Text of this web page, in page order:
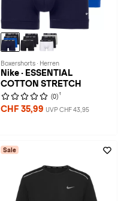
Boxershorts · Herren
Nike · ESSENTIAL
COTTON STRETCH
(0) 1
CHF 35,99 UVP CHF 43,95
Sale